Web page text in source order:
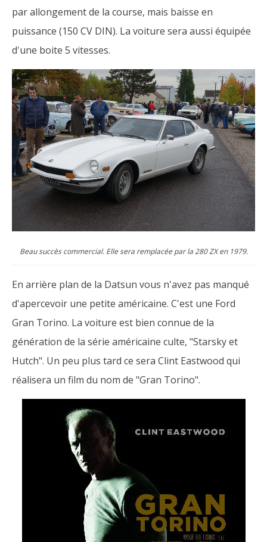
par allongement de la course, mais baisse en
puissance (150 CV DIN). La voiture sera aussi équipée
d'une boite 5 vitesses.
Beau succès commercial. Elle sera remplacée par la 280 ZX en 1979.
En arrière plan de la Datsun vous n'avez pas manqué
d'apercevoir une petite américaine. C'est une Ford
Gran Torino. La voiture est bien connue de la
génération de la série américaine culte, "Starsky et
Hutch". Un peu plus tard ce sera Clint Eastwood qui
réalisera un film du nom de "Gran Torino".